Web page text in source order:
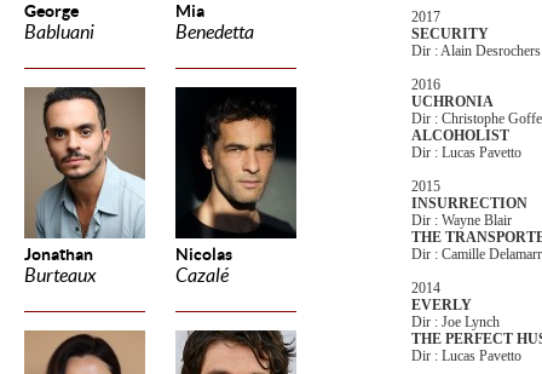
George
Babluani
Mia
Benedetta
Jonathan
Burteaux
Nicolas
Cazalé
2017
SECURITY
Dir : Alain Desrochers
2016
UCHRONIA
Dir : Christophe
ALCOHOLIST
Dir : Lucas Pavetto
2015
INSURRECTION
Dir : Wayne Blair
THE
Dir : Camille
2014
EVERLY
Dir : Joe Lynch
THE PERFECT
Dir : Lucas Pavetto